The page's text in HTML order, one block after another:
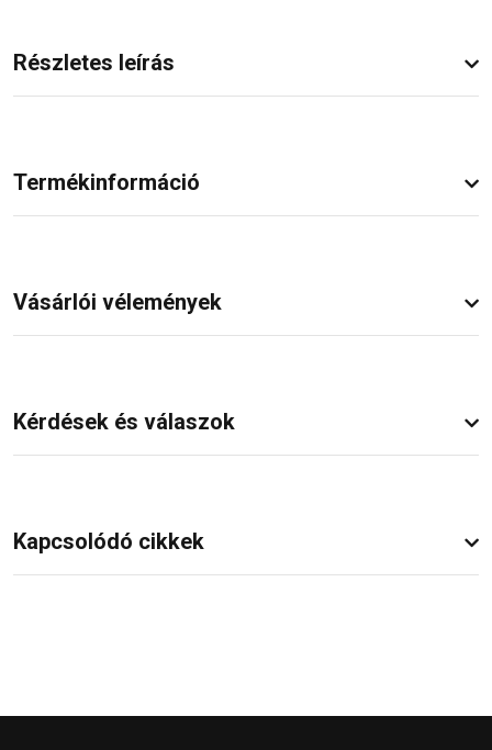
Részletes leírás
Termékinformáció
Vásárlói vélemények
Kérdések és válaszok
Kapcsolódó cikkek